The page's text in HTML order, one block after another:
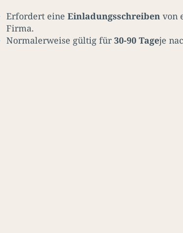
Erfordert eine Einladungsschreiben von
Firma.
Normalerweise gültig für 30-90 Tageje